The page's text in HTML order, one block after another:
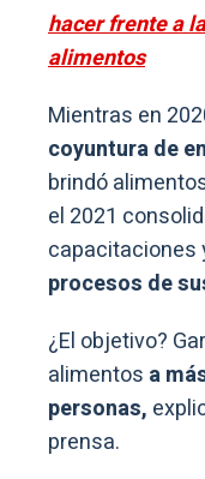
hacer frente a
alimentos
Mientras en
coyuntura de
brindó
el 2021
capacitaciones
procesos de
¿El objetivo?
alimentos a
personas,
prensa.